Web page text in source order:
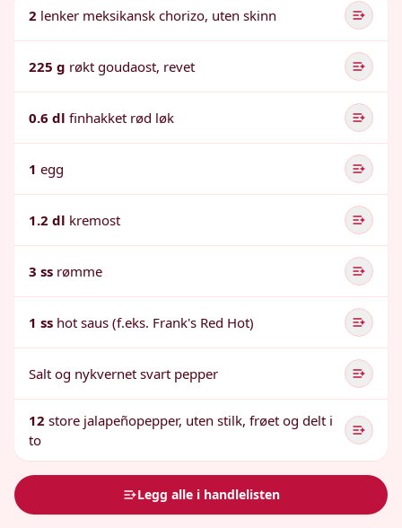
2 lenker meksikansk chorizo, uten skinn
225 g røkt goudaost, revet
0.6 dl finhakket rød løk
1 egg
1.2 dl kremost
3 ss rømme
1 ss hot saus (f.eks. Frank's Red Hot)
Salt og nykvernet svart pepper
12 store jalapeñopepper, uten stilk, frøet og delt i
to
Legg alle i handlelisten